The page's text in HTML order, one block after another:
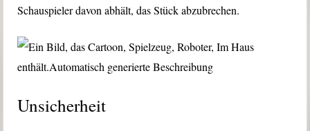
Schauspieler davon abhält, das Stück abzubrechen.
Unsicherheit